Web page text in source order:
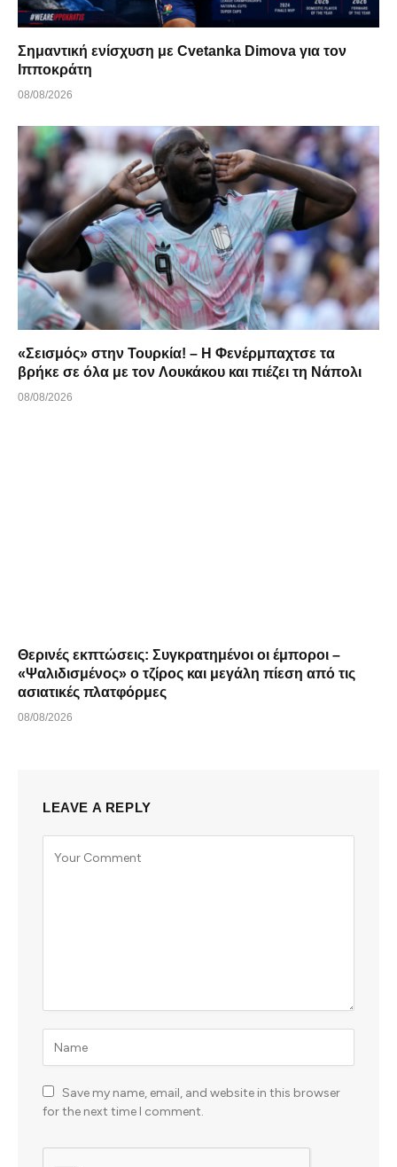
Σημαντική ενίσχυση με Cvetanka Dimova για τον
Ιπποκράτη
08/08/2026
«Σεισμός» στην Τουρκία! – Η Φενέρμπαχτσε τα
βρήκε σε όλα με τον Λουκάκου και πιέζει τη Νάπολι
08/08/2026
Θερινές εκπτώσεις: Συγκρατημένοι οι έμποροι –
«Ψαλιδισμένος» ο τζίρος και μεγάλη πίεση από τις
ασιατικές πλατφόρμες
08/08/2026
LEAVE A REPLY
Save my name, email, and website in this browser
for the next time I comment.